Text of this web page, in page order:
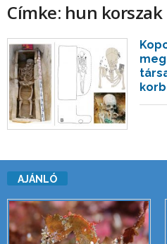
Címke: hun korszak
AJÁNLÓ